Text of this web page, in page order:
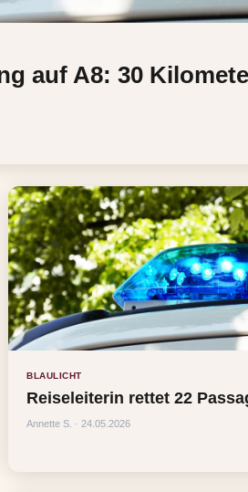
auf A8: 30
BLAULICHT
Reiseleiterin rettet 22
Annette S. · 24.05.2026